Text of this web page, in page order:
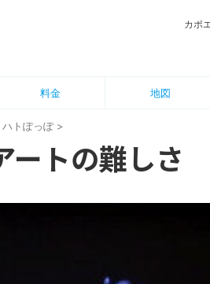
カポ
料金 地図
トぽっぽ >
ートの難しさ